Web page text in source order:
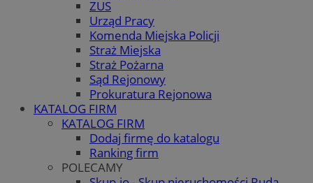
ZUS
Urząd Pracy
Komenda Miejska Policji
Straż Miejska
Straż Pożarna
Sąd Rejonowy
Prokuratura Rejonowa
KATALOG FIRM
KATALOG FIRM
Dodaj firmę do katalogu
Ranking firm
POLECAMY